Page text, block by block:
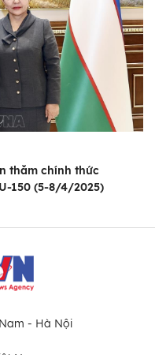
thăm chính thức
150 (5-8/4/2025)
- Hà Nội